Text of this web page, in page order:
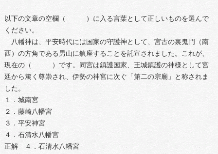
以下の文章の空欄（ ）に入る言葉として正しいものを選んで
ください。
八幡神は、平安時代には国家の守護神として、宮古の裏鬼門（南
西）の方角である男山に鎮座することを託宣されました。これが、
現在の（ ）です。同宮は鎮護国家、王城鎮護の神様として宮
廷から篤く尊崇され、伊勢の神宮に次ぐ「第二の宗廟」と称されま
した。
１．城南宮
２．藤崎八幡宮
３．平安神宮
４．石清水八幡宮
正解 ４．石清水八幡宮